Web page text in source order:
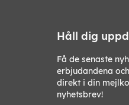
Håll dig
Få de senaste
erbjudandena
direkt i din
nyhetsbrev!